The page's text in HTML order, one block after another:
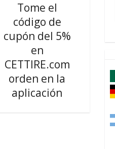
Tome el
código de
cupón del 5%
en
CETTIRE.com
orden en la
aplicación